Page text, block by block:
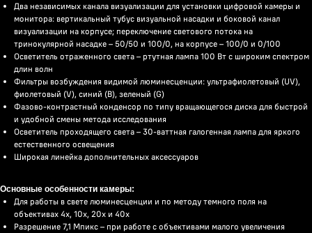
Два независимых канала визуализации для установки цифровой камеры и
монитора: вертикальный тубус визуальной насадки и боковой канал
визуализации на корпусе; переключение светового потока на
тринокулярной насадке – 50/50 и 100/0, на корпусе – 100/0 и 0/100
Осветитель отраженного света – ртутная лампа 100 Вт с широким спектром
длин волн
Фильтры возбуждения видимой люминесценции: ультрафиолетовый (UV),
фиолетовый (V), синий (B), зеленый (G)
Фазово-контрастный конденсор по типу вращающегося диска для быстрой
и удобной смены метода исследования
Осветитель проходящего света – 30-ваттная галогенная лампа для яркого
естественного освещения
Широкая линейка дополнительных аксессуаров
Основные особенности камеры:
Для работы в свете люминесценции и по методу темного поля на
объективах 4х, 10х, 20х и 40х
Разрешение 7,1 Мпикс – при работе с объективами малого увеличения